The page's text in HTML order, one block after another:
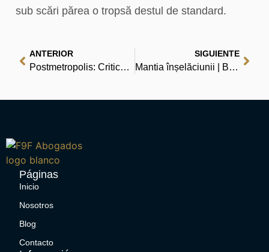
sub scări părea o tropsă destul de standard.
ANTERIOR
Postmetropolis: Critical Studies of Cities and Regions | Read online
SIGUIENTE
Mantia înșelăciunii | Biblioteca ta online
Páginas
Inicio
Nosotros
Blog
Contacto